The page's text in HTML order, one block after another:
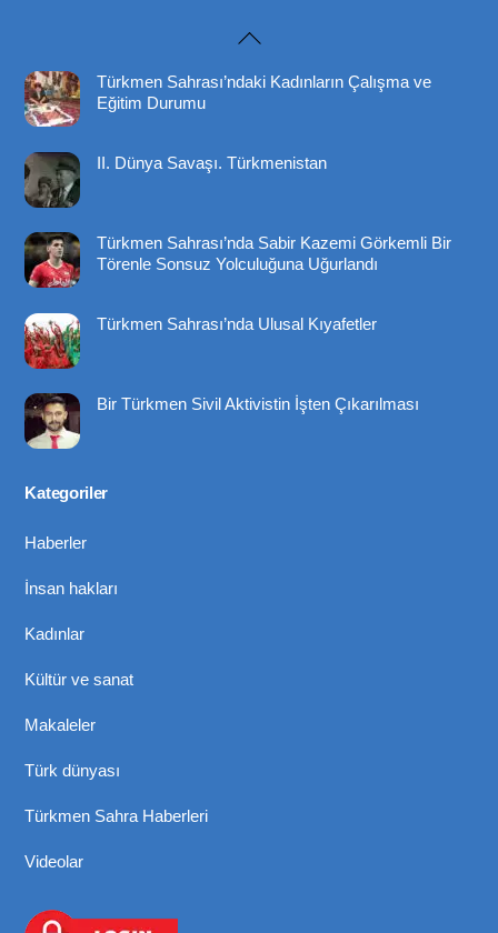
Back
Türkmen Sahrası’ndaki Kadınların Çalışma ve
Eğitim Durumu
II. Dünya Savaşı. Türkmenistan
Türkmen Sahrası’nda Sabir Kazemi Görkemli Bir
Törenle Sonsuz Yolculuğuna Uğurlandı
Türkmen Sahrası’nda Ulusal Kıyafetler
Bir Türkmen Sivil Aktivistin İşten Çıkarılması
Kategoriler
Haberler
İnsan hakları
Kadınlar
Kültür ve sanat
Makaleler
Türk dünyası
Türkmen Sahra Haberleri
Videolar